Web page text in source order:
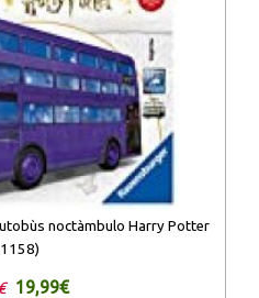
noctàmbulo Harry Potter
19,99€